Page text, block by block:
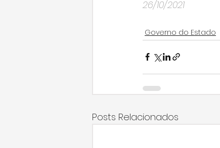
26/10/2021
Governo do Estado
Posts Relacionados